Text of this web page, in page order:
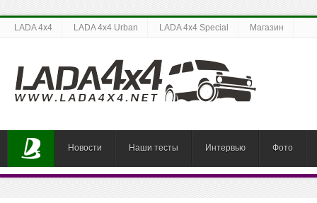
LADA 4x4 LADA 4x4 Urban LADA 4x4 Special Магазин
Новости Наши тесты Интервью Фото